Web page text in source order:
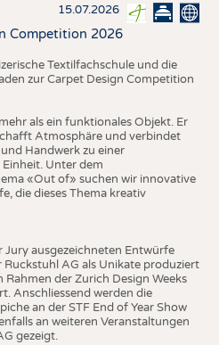
15.07.2026
Competition 2026
Textilfachschule und die
zur Carpet Design Competition
als ein funktionales Objekt. Er
Atmosphäre und verbindet
Handwerk zu einer
Unter dem
«Out of» suchen wir innovative
die dieses Thema kreativ
Jury ausgezeichneten Entwürfe
Ruckstuhl AG als Unikate produziert
Rahmen der Zurich Design Weeks
Anschliessend werden die
an der STF End of Year Show
an weiteren Veranstaltungen
gezeigt.